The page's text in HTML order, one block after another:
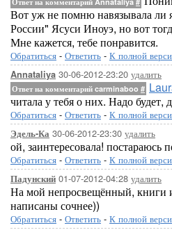
Вот уж не помню навязывала ли
России" Ясуси Иноуэ, но вот
Мне кажется, тебе понравится.
Обратиться - Ответить - К полной
Annataliya 30-06-2012-23:20 удалить
Ответ на комментарий carminaboo #
читала у тебя о них. Надо будет,
Обратиться - Ответить - К полной
Эдель-Ка 30-06-2012-23:30 удалить
ой, заинтересовала! постараюсь
Обратиться - Ответить - К полной
Падунский 01-07-2012-04:28 удалить
На мой непросвещённый, книги
написаны сочнее))
Обратиться - Ответить - К полной